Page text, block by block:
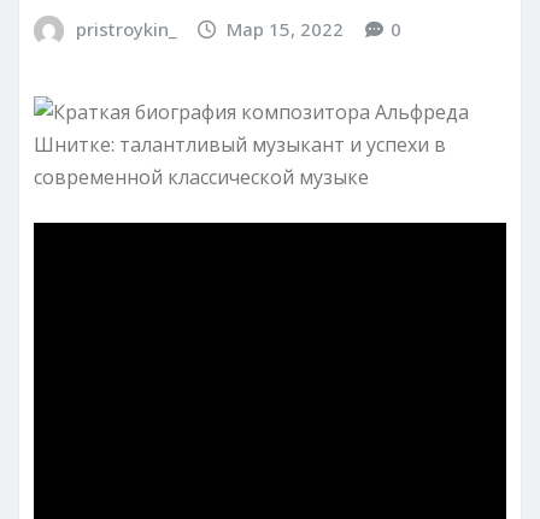
pristroykin_ Мар 15, 2022 0